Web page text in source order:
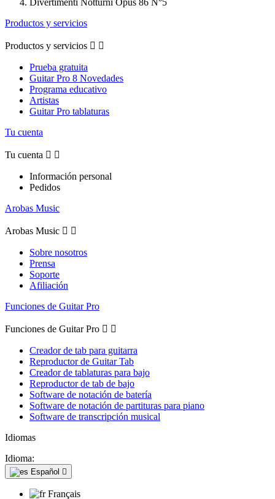
Productos y servicios
Productos y servicios  
Prueba gratuita
Guitar Pro 8 Novedades
Programa educativo
Artistas
Guitar Pro tablaturas
Tu cuenta
Tu cuenta  
Información personal
Pedidos
Arobas Music
Arobas Music  
Sobre nosotros
Prensa
Soporte
Afiliación
Funciones de Guitar Pro
Funciones de Guitar Pro  
Creador de tab para guitarra
Reproductor de Guitar Tab
Creador de tablaturas para bajo
Reproductor de tab de bajo
Software de notación de batería
Software de notación de partituras para piano
Software de transcripción musical
Idiomas
Idioma:
Español 
Français